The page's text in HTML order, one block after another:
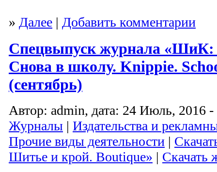
» Далее | Добавить комментарии
Спецвыпуск журнала
Снова в школу. Knippie.
(сентябрь)
Автор: admin, дата: 24 Июль, 2016 -
Журналы | Издательства и
Прочие виды деятельности |
Шитье и крой. Boutique» | Скачать